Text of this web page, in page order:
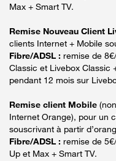
Max + Smart TV.
Remise Nouveau Client
clients Internet + Mobile
Fibre/ADSL : remise de
Classic et Livebox Classic
pendant 12 mois sur
Remise client Mobile
Internet Orange), pour un
souscrivant à partir
Fibre/ADSL : remise de
Up et Max + Smart TV.